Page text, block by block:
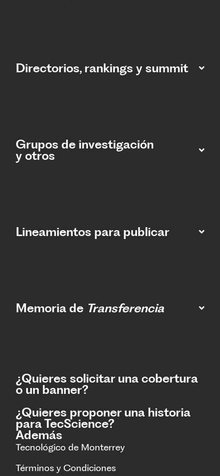
Directorios, rankings y summit
Grupos de investigación
y otros
Lineamientos para publicar
Memoria de Transferencia
¿Quieres solicitar una cobertura
o un banner?
¿Quieres proponer una historia
para TecScience?
Además
Tecnológico de Monterrey
Términos y Condiciones